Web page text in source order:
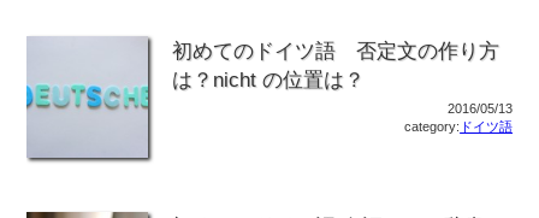
初めてのドイツ語 否定文の作り方
は？nicht の位置は？
2016/05/13
category: ドイツ語